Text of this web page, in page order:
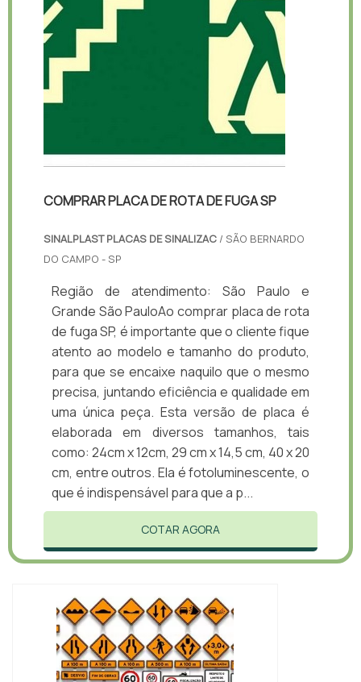
COMPRAR PLACA DE ROTA DE FUGA SP
SINALPLAST PLACAS DE SINALIZAC / SÃO BERNARDO
DO CAMPO - SP
Região de atendimento: São Paulo e
Grande São PauloAo comprar placa de rota
de fuga SP, é importante que o cliente fique
atento ao modelo e tamanho do produto,
para que se encaixe naquilo que o mesmo
precisa, juntando eficiência e qualidade em
uma única peça. Esta versão de placa é
elaborada em diversos tamanhos, tais
como: 24cm x 12cm, 29 cm x 14,5 cm, 40 x 20
cm, entre outros. Ela é fotoluminescente, o
que é indispensável para que a p...
COTAR AGORA